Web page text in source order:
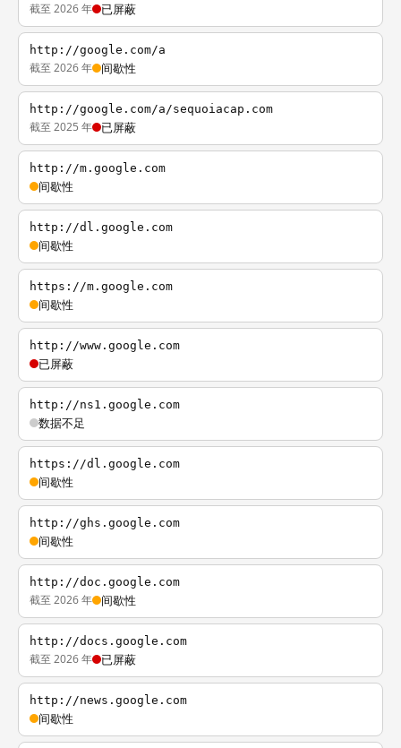
截至 2026 年 已屏蔽
http://google.com/a
截至 2026 年 间歇性
http://google.com/a/sequoiacap.com
截至 2025 年 已屏蔽
http://m.google.com
间歇性
http://dl.google.com
间歇性
https://m.google.com
间歇性
http://www.google.com
已屏蔽
http://ns1.google.com
数据不足
https://dl.google.com
间歇性
http://ghs.google.com
间歇性
http://doc.google.com
截至 2026 年 间歇性
http://docs.google.com
截至 2026 年 已屏蔽
http://news.google.com
间歇性